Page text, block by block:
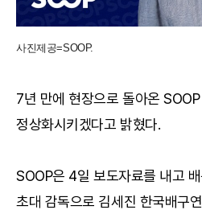
사진제공=SOOP.
7년 만에 현장으로 돌아온
정상화시키겠다고 밝혔다.
SOOP은 4일 보도자료를 내고
초대 감독으로 김세진 한국배구